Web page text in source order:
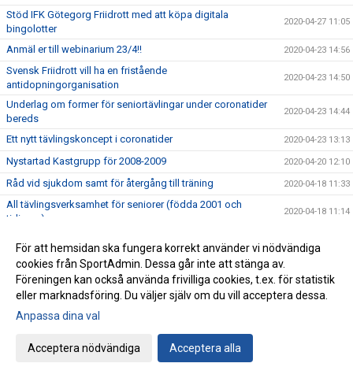
Stöd IFK Götegorg Friidrott med att köpa digitala
bingolotter
2020-04-27 11:05
Anmäl er till webinarium 23/4!! 2020-04-23 14:56
Svensk Friidrott vill ha en fristående
antidopningorganisation
2020-04-23 14:50
Underlag om former för seniortävlingar under coronatider
bereds
2020-04-23 14:44
Ett nytt tävlingskoncept i coronatider 2020-04-23 13:13
Nystartad Kastgrupp för 2008-2009 2020-04-20 12:10
Råd vid sjukdom samt för återgång till träning 2020-04-18 11:33
All tävlingsverksamhet för seniorer (födda 2001 och
tidigare) pausas
2020-04-18 11:14
Bli stödmedlem i IFK Göteborg Friidrott
Vi backar en aning för att minska risk för smittspridning 2020-04-06 15:12
Ramverk för friidrottens tävlingar - gäller tillsvidare
Nya öppettider i Friidrottenshus
För att hemsidan ska fungera korrekt använder vi nödvändiga
cookies från SportAdmin. Dessa går inte att stänga av.
Föreningen kan också använda frivilliga cookies, t.ex. för statistik
eller marknadsföring. Du väljer själv om du vill acceptera dessa.
Anpassa dina val
Acceptera nödvändiga Acceptera alla